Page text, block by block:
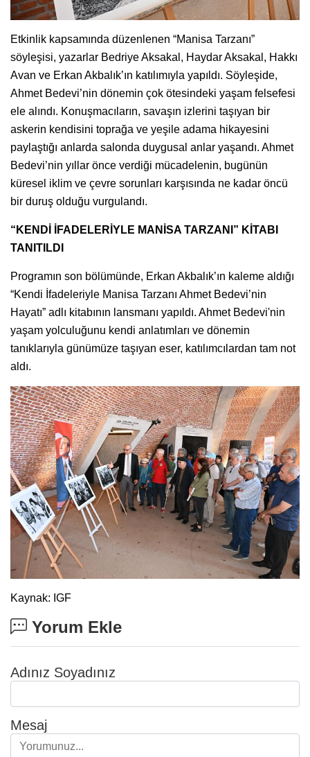
Etkinlik kapsamında düzenlenen “Manisa Tarzanı”
söyleşisi, yazarlar Bedriye Aksakal, Haydar Aksakal, Hakkı
Avan ve Erkan Akbalık’ın katılımıyla yapıldı. Söyleşide,
Ahmet Bedevi’nin dönemin çok ötesindeki yaşam felsefesi
ele alındı. Konuşmacıların, savaşın izlerini taşıyan bir
askerin kendisini toprağa ve yeşile adama hikayesini
paylaştığı anlarda salonda duygusal anlar yaşandı. Ahmet
Bedevi’nin yıllar önce verdiği mücadelenin, bugünün
küresel iklim ve çevre sorunları karşısında ne kadar öncü
bir duruş olduğu vurgulandı.
“KENDİ İFADELERİYLE MANİSA TARZANI” KİTABI
TANITILDI
Programın son bölümünde, Erkan Akbalık’ın kaleme aldığı
“Kendi İfadeleriyle Manisa Tarzanı Ahmet Bedevi’nin
Hayatı” adlı kitabının lansmanı yapıldı. Ahmet Bedevi'nin
yaşam yolculuğunu kendi anlatımları ve dönemin
tanıklarıyla günümüze taşıyan eser, katılımcılardan tam not
aldı.
Kaynak: IGF
Yorum Ekle
Adınız Soyadınız
Mesaj